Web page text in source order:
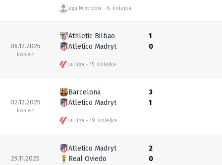
Liga Mistrzów 6. kolejka
06.12.2025
koniec
Athletic Bilbao
Atletico Madryt
La Liga 15. kolejka
1
0
02.12.2025
koniec
Barcelona
Atletico Madryt
La Liga 19. kolejka
3
1
29.11.2025
Atletico Madryt
Real Oviedo
2
0